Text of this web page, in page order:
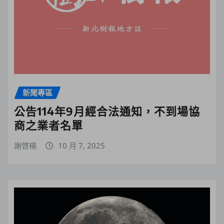
新聞專區
公告114年9月經合法通知，不到場協
商之業者名單
謝啓楊 10 月 7, 2025